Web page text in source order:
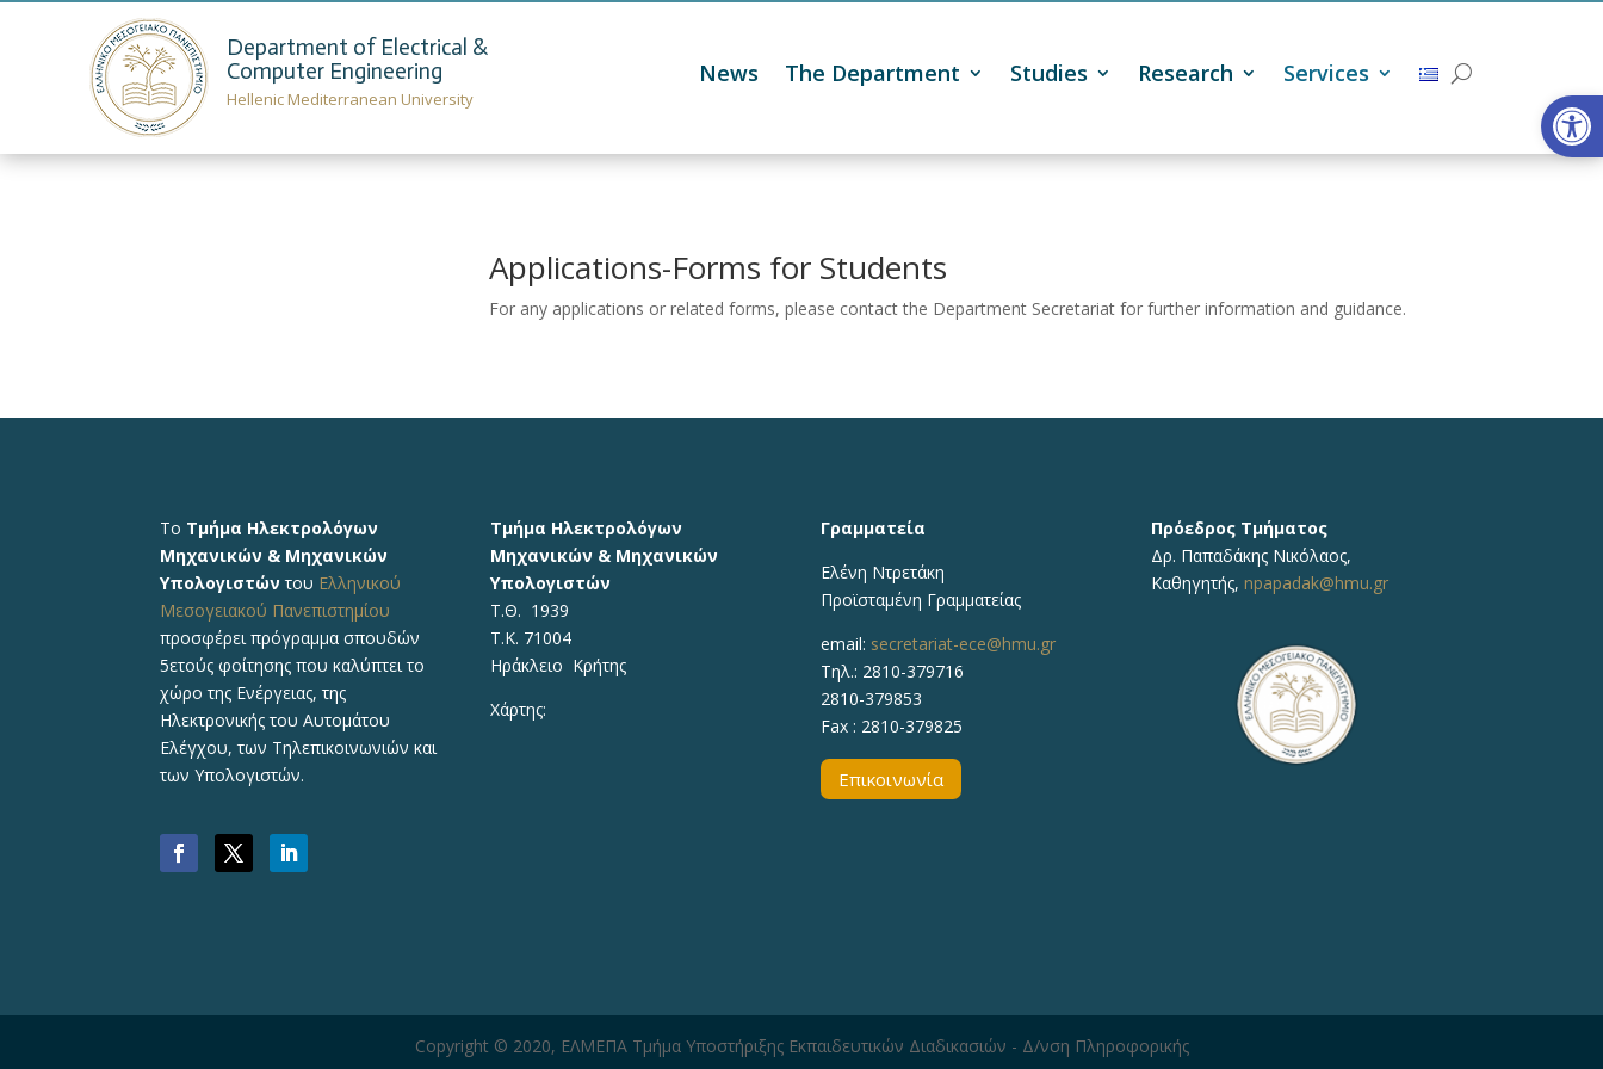
Department of Electrical &
Computer Engineering
Hellenic Mediterranean University
News The Department Studies Research Services
Applications-Forms for Students
For any applications or related forms, please contact the Department Secretariat for further information and guidance.
Το Τμήμα Ηλεκτρολόγων
Μηχανικών & Μηχανικών
Υπολογιστώντου Ελληνικού
Μεσογειακού Πανεπιστημίου
προσφέρει πρόγραμμα σπουδών
5ετούς φοίτησης που καλύπτει το
χώρο της Ενέργειας, της
Ηλεκτρονικής του Αυτομάτου
Ελέγχου, των Τηλεπικοινωνιών και
των Υπολογιστών.
Τμήμα Ηλεκτρολόγων
Μηχανικών & Μηχανικών
Υπολογιστών
Τ.Θ. 1939
Τ.Κ. 71004
Ηράκλειο Κρήτης
Χάρτης:
Γραμματεία
Ελένη Ντρετάκη
Προϊσταμένη Γραμματείας
email: secretariat-ece@hmu.gr
Τηλ.: 2810-379716
2810-379853
Fax : 2810-379825
Επικοινωνία
Πρόεδρος Τμήματος
Δρ. Παπαδάκης Νικόλαος,
Καθηγητής, npapadak@hmu.gr
Copyright © 2020, ΕΛΜΕΠΑ Τμήμα Υποστήριξης Εκπαιδευτικών Διαδικασιών - Δ/νση Πληροφορικής